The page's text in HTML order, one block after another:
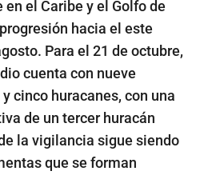
el Caribe y el Golfo de
hacia el este
Para el 21 de octubre,
cuenta con nueve
cinco huracanes, con una
de un tercer huracán
la vigilancia sigue siendo
que se forman